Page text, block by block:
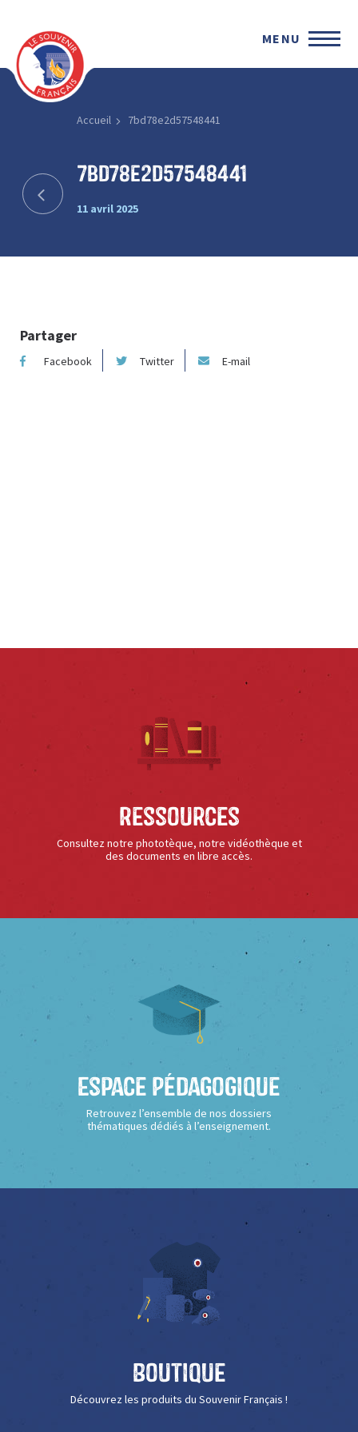
MENU
Accueil 7bd78e2d57548441
7bd78e2d57548441
11 avril 2025
Partager
Facebook Twitter E-mail
Ressources
Consultez notre phototèque, notre vidéothèque et
des documents en libre accès.
Espace Pédagogique
Retrouvez l’ensemble de nos dossiers
thématiques dédiés à l’enseignement.
Boutique
Découvrez les produits du Souvenir Français !